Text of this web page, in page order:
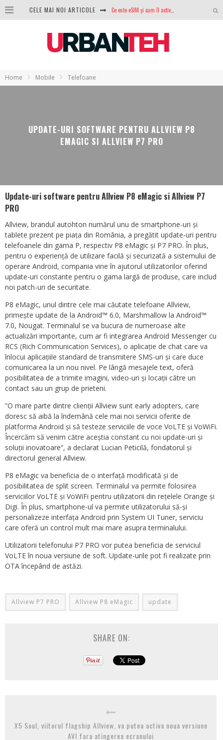
CELE MAI NOI ARTICOLE
GoPro revine în competiție: Mission One este răspunsul pe care DJI nu îl aștepta
Home Mobile Telefoane
UPDATE-URI SOFTWARE PENTRU ALLVIEW P8
EMAGIC SI ALLVIEW P7 PRO
Update-uri software pentru Allview P8 eMagic si Allview P7
PRO
Allview, brandul autohton numărul unu de smartphone-uri și
tablete prezent pe piața din România, a pregătit update-uri pentru
telefoanele din gama P, respectiv P8 eMagic și P7 PRO. În plus,
pentru o experiență de utilizare facilă și securizată a sistemului de
operare Android, compania vine în ajutorul utilizatorilor oferind
update-uri constante pentru o gama largă de produse, care includ
noi patch-uri de securitate.
P8 eMagic, unul dintre cele mai căutate telefoane Allview,
primește update de la Android™ 6.0, Marshmallow la Android™
7.0, Nougat. Terminalul se va bucura de numeroase alte
actualizări importante, cum ar fi integrarea Android Messenger cu
RCS (Rich Communication Services), o aplicație de chat care va
înlocui aplicațiile standard de transmitere SMS-uri și care duce
comunicarea la un nou nivel. Pe lângă mesajele text, oferă
posibilitatea de a trimite imagini, video-uri și locații către un
contact sau un grup de prieteni.
”O mare parte dintre clienții Allview sunt early adopters, care
doresc să aibă la îndemână cele mai noi servicii oferite de
platforma Android și să testeze serviciile de voce VoLTE și VoWiFi.
Încercăm să venim către aceștia constant cu noi update-uri și
soluții inovatoare”, a declarat Lucian Peticilă, fondatorul și
directorul general Allview.
P8 eMagic va beneficia de o interfață modificată și de
posibilitatea de split screen. Terminalul va permite folosirea
serviciilor VoLTE și VoWiFi pentru utilizatorii din rețelele Orange și
Digi. În plus, smartphone-ul va permite utilizatorului să-și
personalizeze interfața Android prin System UI Tuner, serviciu
care oferă un control mult mai mare asupra terminalului.
Utilizatorii telefonului P7 PRO vor putea beneficia de serviciul
VoLTE în noua versiune de soft. Update-urile pot fi realizate prin
OTA începând de astăzi.
Allview P7 PRO Allview P8 eMagic update
SHARE ON:
X5 Soul, viitorul flagship Allview, va putea activa noua versiune
AVI fara atingerea ecranului